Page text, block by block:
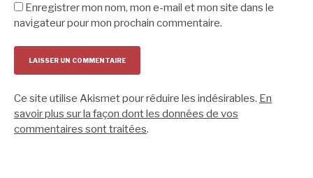
Enregistrer mon nom, mon e-mail et mon site dans le
navigateur pour mon prochain commentaire.
Ce site utilise Akismet pour réduire les indésirables. En
savoir plus sur la façon dont les données de vos
commentaires sont traitées.